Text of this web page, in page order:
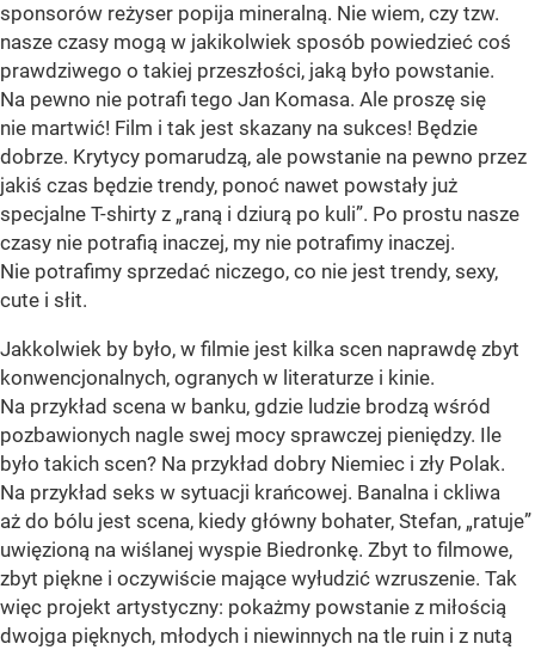
sponsorów reżyser popija mineralną. Nie wiem, czy tzw.
nasze czasy mogą w jakikolwiek sposób powiedzieć coś
prawdziwego o takiej przeszłości, jaką było powstanie.
Na pewno nie potrafi tego Jan Komasa. Ale proszę się
nie martwić! Film i tak jest skazany na sukces! Będzie
dobrze. Krytycy pomarudzą, ale powstanie na pewno przez
jakiś czas będzie trendy, ponoć nawet powstały już
specjalne T-shirty z „raną i dziurą po kuli”. Po prostu nasze
czasy nie potrafią inaczej, my nie potrafimy inaczej.
Nie potrafimy sprzedać niczego, co nie jest trendy, sexy,
cute i słit.
Jakkolwiek by było, w filmie jest kilka scen naprawdę zbyt
konwencjonalnych, ogranych w literaturze i kinie.
Na przykład scena w banku, gdzie ludzie brodzą wśród
pozbawionych nagle swej mocy sprawczej pieniędzy. Ile
było takich scen? Na przykład dobry Niemiec i zły Polak.
Na przykład seks w sytuacji krańcowej. Banalna i ckliwa
aż do bólu jest scena, kiedy główny bohater, Stefan, „ratuje”
uwięzioną na wiślanej wyspie Biedronkę. Zbyt to filmowe,
zbyt piękne i oczywiście mające wyłudzić wzruszenie. Tak
więc projekt artystyczny: pokażmy powstanie z miłością
dwojga pięknych, młodych i niewinnych na tle ruin i z nutą